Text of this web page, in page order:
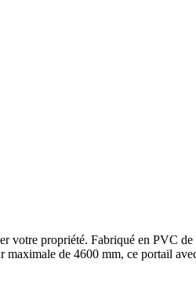
votre propriété. Fabriqué en PVC de
de 4600 mm, ce portail